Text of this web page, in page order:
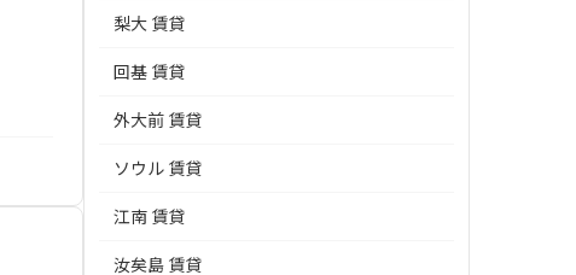
梨大 賃貸
回基 賃貸
外大前 賃貸
ソウル 賃貸
江南 賃貸
汝矣島 賃貸